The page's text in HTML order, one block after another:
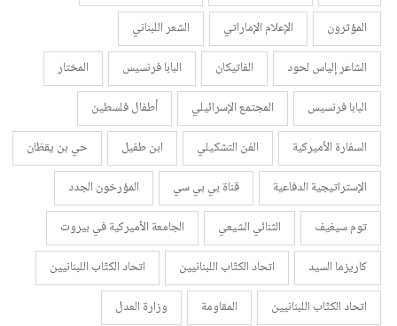
المؤثرون
الإعلام الإماراتي
الشعر اللبناني
الشاعر إلياس لحود
الفاتيكان البابا فرنسيس
المختار
البابا فرنسيس
المجتمع الإسرائيلي
أطفال فلسطين
السفارة الأميركية
الفن التشكيلي ابن طفيل
حي بن يقظان
الإستراتيجية الدفاعية
قناة بي بي سي
المؤرخون الجدد
توم سيغيف
الثنائي الشيعي
الجامعة الأميركية في بيروت
كاريزما السيد
اتحاد الكتّاب اللبنانيين
اتحاد الكتّاب اللبنانيين
اتحاد الكتّاب اللبنانيين
المقاومة
وزارة العدل